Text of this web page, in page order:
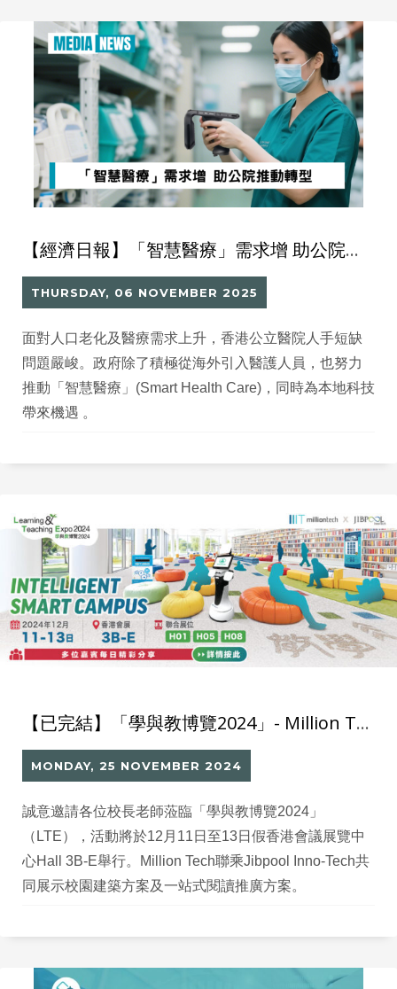
【經濟日報】「智慧醫療」需求增 助公院推動轉型
THURSDAY, 06 NOVEMBER 2025
面對人口老化及醫療需求上升，香港公立醫院人手短缺
問題嚴峻。政府除了積極從海外引入醫護人員，也努力
推動「智慧醫療」(Smart Health Care)，同時為本地科技
帶來機遇 。​
【已完結】「學與教博覽2024」- Million Tech 聯乘Jibpool打造智慧校園方案
MONDAY, 25 NOVEMBER 2024
誠意邀請各位校長老師蒞臨「學與教博覽2024」
（LTE），活動將於12月11日至13日假香港會議展覽中
心Hall 3B-E舉行。Million Tech聯乘Jibpool Inno-Tech共
同展示校園建築方案及一站式閱讀推廣方案。